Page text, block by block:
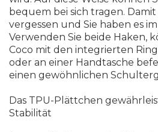
bequem bei sich tragen. Damit
vergessen und Sie haben es
Verwenden Sie beide Haken,
Coco mit den integrierten
oder an einer Handtasche
einen gewöhnlichen
Das TPU-Plättchen
Stabilität